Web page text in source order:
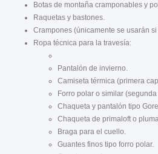
Botas de montaña cramponables y
Raquetas y bastones.
Crampones (únicamente se usarán
Ropa técnica para la travesía:
Pantalón de invierno.
Camiseta térmica (primera
Forro polar o similar
Chaqueta y pantalón tipo
Chaqueta de primaloft o
Braga para el cuello.
Guantes finos tipo forro polar.